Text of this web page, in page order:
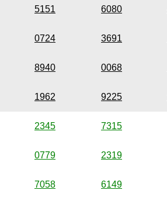
5151 6080
0724 3691
8940 0068
1962 9225
2345 7315
0779 2319
7058 6149